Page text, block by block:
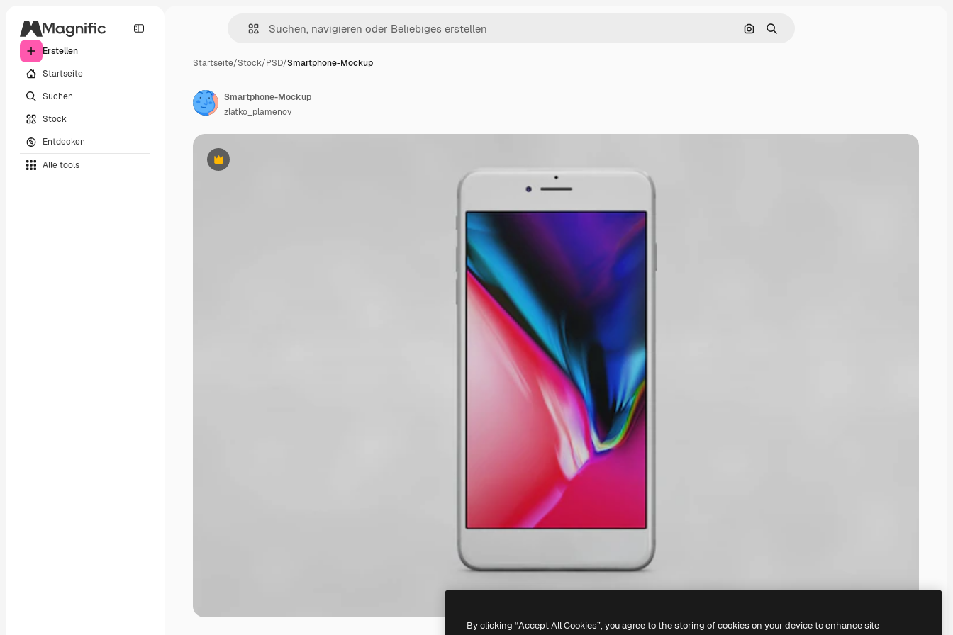
Erstellen
Startseite
Suchen
Stock
Entdecken
Alle tools
Nach Bild suchen
Suchen
Startseite/Stock/PSD/Smartphone-Mockup
Premium
Smartphone-Mockup
zlatko_plamenov
By clicking “Accept All Cookies”, you agree to the storing of cookies on your device to enhance site